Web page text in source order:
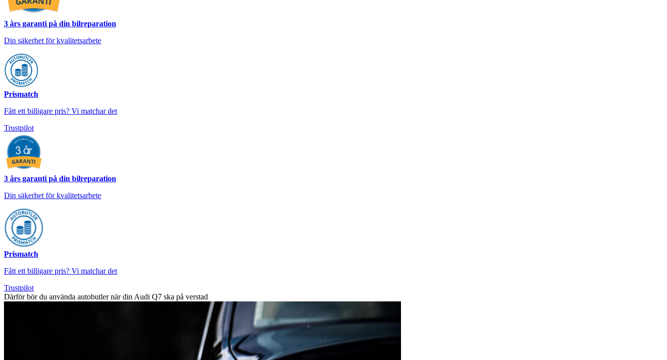
3 års garanti på din bilreparation
Din säkerhet för kvalitetsarbete
Prismatch
Fått ett billigare pris? Vi matchar det
Trustpilot
3 års garanti på din bilreparation
Din säkerhet för kvalitetsarbete
Prismatch
Fått ett billigare pris? Vi matchar det
Trustpilot
Därför bör du använda autobutler när din Audi Q7 ska på verstad